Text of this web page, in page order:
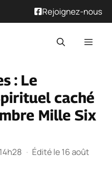
Rejoignez-nous
: Le
caché
Mille Six
· Édité le 16 août